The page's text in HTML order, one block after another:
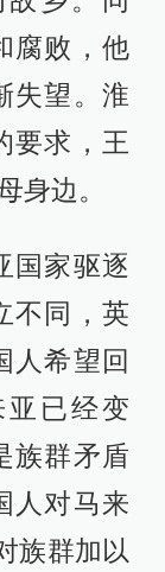
腐败，他
失望。淮
要求，王
身边。
国家驱逐
不同，英
人希望回
已经变
族群矛盾
人对马来
族群加以